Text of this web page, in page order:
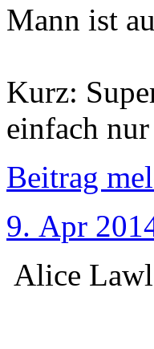
Mann ist
Kurz:
einfach
Beitrag
9. Apr
Alice